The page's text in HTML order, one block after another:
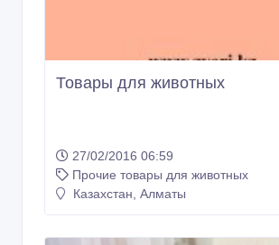
Товары для животных
27/02/2016 06:59
Прочие товары для животных
Казахстан, Алматы